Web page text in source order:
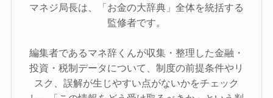
マネジ局長は、「お金の大辞典」全体を統括する
監修者です。
編集者であるマネ辞くんが収集・整理した金融・
投資・税制データについて、制度の前提条件やリ
スク、誤解が生じやすい点がないかをチェック